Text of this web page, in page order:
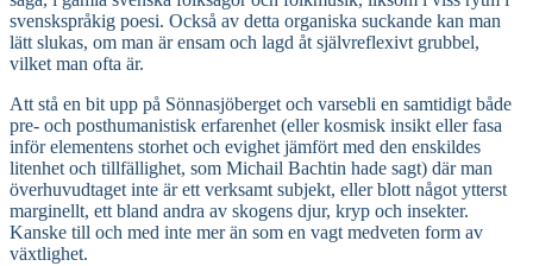
svenskspråkig poesi. Också av detta organiska suckande kan man
lätt slukas, om man är ensam och lagd åt självreflexivt grubbel,
vilket man ofta är.
Att stå en bit upp på Sönnasjöberget och varsebli en samtidigt både
pre- och posthumanistisk erfarenhet (eller kosmisk insikt eller fasa
inför elementens storhet och evighet jämfört med den enskildes
litenhet och tillfällighet, som Michail Bachtin hade sagt) där man
överhuvudtaget inte är ett verksamt subjekt, eller blott något ytterst
marginellt, ett bland andra av skogens djur, kryp och insekter.
Kanske till och med inte mer än som en vagt medveten form av
växtlighet.